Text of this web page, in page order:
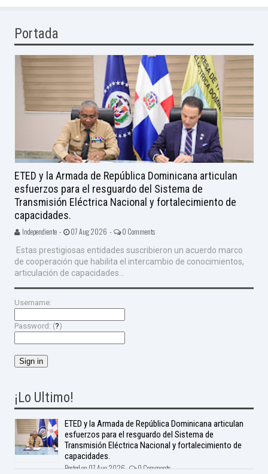
Portada
ETED y la Armada de República Dominicana articulan
esfuerzos para el resguardo del Sistema de
Transmisión Eléctrica Nacional y fortalecimiento de
capacidades.
Independiente - 07 Aug 2026 - 0 Comments
Estas prestigiosas entidades suscribieron un acuerdo marco
de cooperación que habilita el intercambio de conocimientos,
articulación de capacidades...
Username:
Password: (?)
¡Lo Ultimo!
ETED y la Armada de República Dominicana articulan
esfuerzos para el resguardo del Sistema de
Transmisión Eléctrica Nacional y fortalecimiento de
capacidades.
Posted on 07 Aug 2026 - 0 Comments